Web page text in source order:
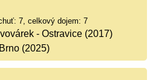
7, celkový dojem: 7
- Ostravice (2017)
(2025)